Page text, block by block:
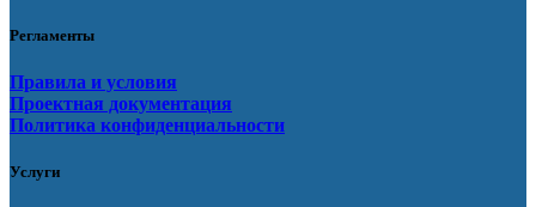
Регламенты
Правила и условия
Проектная документация
Политика конфиденциальности
Услуги